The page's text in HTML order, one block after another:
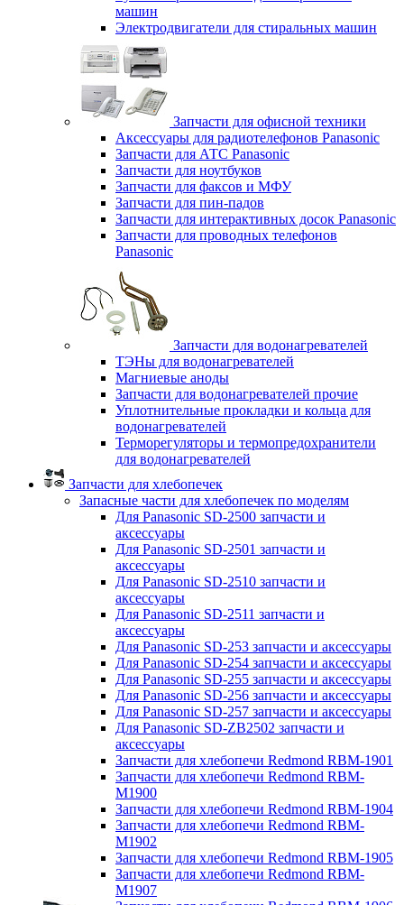
машин
Электродвигатели для стиральных машин
Запчасти для офисной техники
Аксессуары для радиотелефонов Panasonic
Запчасти для АТС Panasonic
Запчасти для ноутбуков
Запчасти для факсов и МФУ
Запчасти для пин-падов
Запчасти для интерактивных досок Panasonic
Запчасти для проводных телефонов
Panasonic
Запчасти для водонагревателей
ТЭНы для водонагревателей
Магниевые аноды
Запчасти для водонагревателей прочие
Уплотнительные прокладки и кольца для
водонагревателей
Терморегуляторы и термопредохранители
для водонагревателей
Запчасти для хлебопечек
Запасные части для хлебопечек по моделям
Для Panasonic SD-2500 запчасти и
аксессуары
Для Panasonic SD-2501 запчасти и
аксессуары
Для Panasonic SD-2510 запчасти и
аксессуары
Для Panasonic SD-2511 запчасти и
аксессуары
Для Panasonic SD-253 запчасти и аксессуары
Для Panasonic SD-254 запчасти и аксессуары
Для Panasonic SD-255 запчасти и аксессуары
Для Panasonic SD-256 запчасти и аксессуары
Для Panasonic SD-257 запчасти и аксессуары
Для Panasonic SD-ZB2502 запчасти и
аксессуары
Запчасти для хлебопечи Redmond RBM-1901
Запчасти для хлебопечи Redmond RBM-
M1900
Запчасти для хлебопечи Redmond RBM-1904
Запчасти для хлебопечи Redmond RBM-
M1902
Запчасти для хлебопечи Redmond RBM-1905
Запчасти для хлебопечи Redmond RBM-
M1907